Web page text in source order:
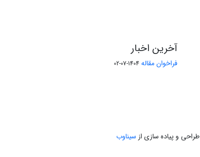
آخرین اخبار
فراخوان مقاله 1404-07-02
طراحی و پیاده سازی از سیناوب